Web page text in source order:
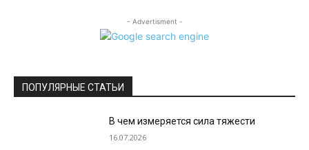
- Advertisment -
ПОПУЛЯРНЫЕ СТАТЬИ
В чем измеряется сила тяжести
16.07.2026